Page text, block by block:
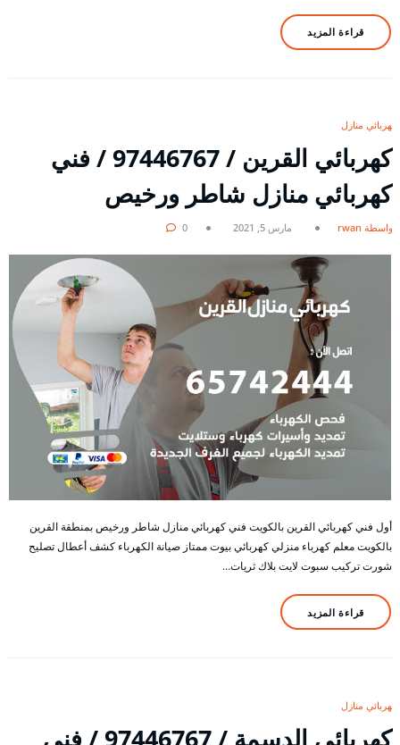
قراءة المزيد
كهربائي منازل
كهربائي القرين / 97446767 / فني
كهربائي منازل شاطر ورخيص
بواسطة rwan مارس 5, 2021 0
أول فني كهربائي القرين بالكويت فني كهربائي منازل شاطر ورخيص بمنطقة القرين
بالكويت معلم كهرباء منزلي كهربائي بيوت ممتاز صيانة الكهرباء كشف أعطال تصليح
شورت تركيب سبوت لايت بلاك ثريات…
قراءة المزيد
كهربائي منازل
كهربائي الدسمة / 97446767 / فني